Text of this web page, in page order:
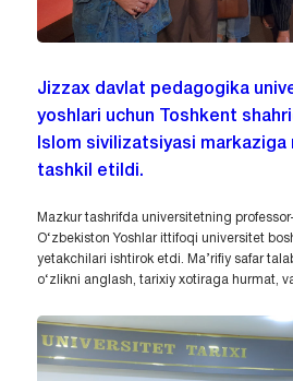
Jizzax davlat pedagogika
yoshlari uchun Toshkent
Islom sivilizatsiyasi markaziga
tashkil etildi.
Mazkur tashrifda universitetning
O‘zbekiston Yoshlar ittifoqi universitet
yetakchilari ishtirok etdi. Ma’rifiy safar
o‘zlikni anglash, tarixiy xotiraga hurmat,